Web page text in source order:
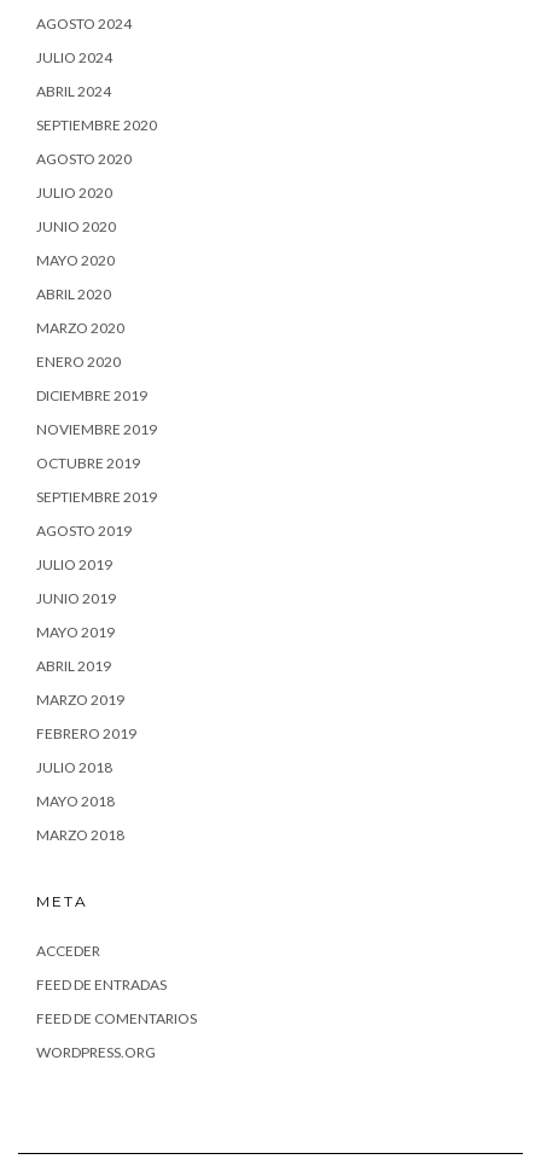
AGOSTO 2024
JULIO 2024
ABRIL 2024
SEPTIEMBRE 2020
AGOSTO 2020
JULIO 2020
JUNIO 2020
MAYO 2020
ABRIL 2020
MARZO 2020
ENERO 2020
DICIEMBRE 2019
NOVIEMBRE 2019
OCTUBRE 2019
SEPTIEMBRE 2019
AGOSTO 2019
JULIO 2019
JUNIO 2019
MAYO 2019
ABRIL 2019
MARZO 2019
FEBRERO 2019
JULIO 2018
MAYO 2018
MARZO 2018
META
ACCEDER
FEED DE ENTRADAS
FEED DE COMENTARIOS
WORDPRESS.ORG